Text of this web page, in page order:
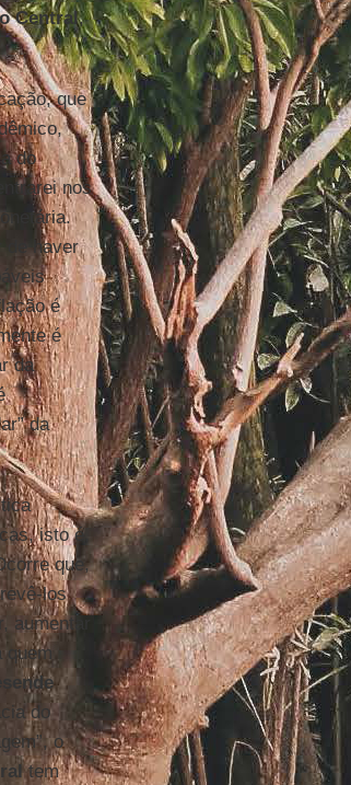
Central,
que
do
nos
de haver
é
é
da
da
isto é,
que,
los
quem
do
o
tem